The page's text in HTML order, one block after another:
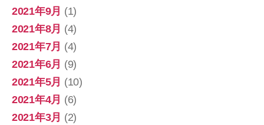
2021年9月 (1)
2021年8月 (4)
2021年7月 (4)
2021年6月 (9)
2021年5月 (10)
2021年4月 (6)
2021年3月 (2)